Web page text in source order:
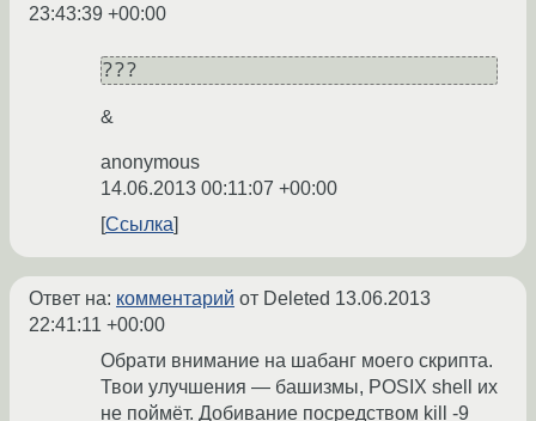
23:43:39 +00:00
???
&
anonymous
14.06.2013 00:11:07 +00:00
Ссылка
Ответ на: комментарий от Deleted 13.06.2013
22:41:11 +00:00
Обрати внимание на шабанг моего скрипта.
Твои улучшения — башизмы, POSIX shell их
не поймёт. Добивание посредством kill -9